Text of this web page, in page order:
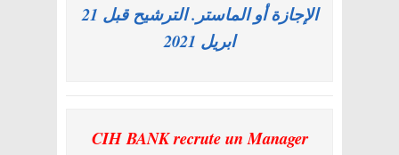
الإجازة أو الماستر. الترشيح قبل 21
ابريل 2021
CIH BANK recrute un Manager